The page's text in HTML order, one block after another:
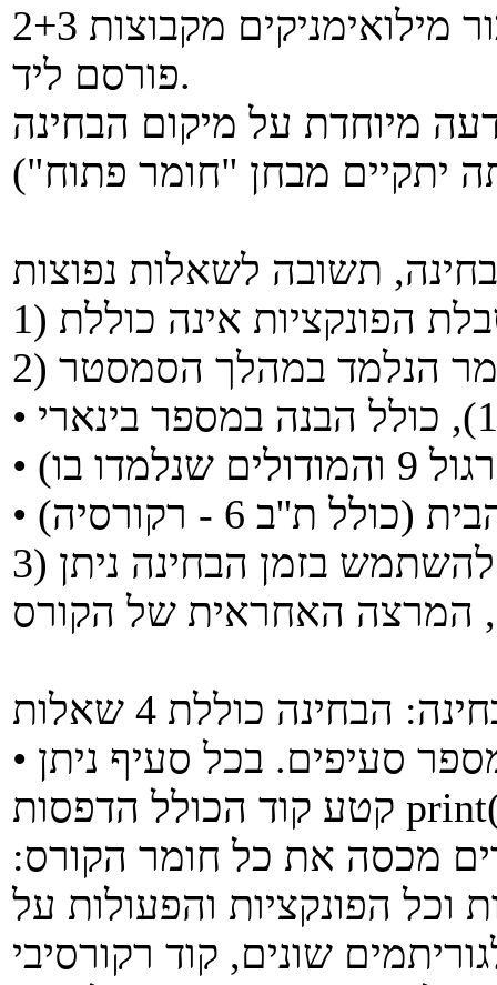
דף שער נוסף ("חומר פתוח") עבור מילואימניקים מקבוצות 2+3
פורסם ליד.
מיוחדת על מיקום הבחינה
3) הסבר מפורט במה מותר/במה אסור להשתמש בזמן הבחינה ניתן
• שאלה מס' 1 "מה יודפס" כוללת מספר סעיפים. בכל סעיף ניתן
קטע קוד הכולל הדפסות print(). מתבקשים לענות לשאלה "מה
מכסה את כל חומר הקורס:
וכל הפונקציות והפעולות על